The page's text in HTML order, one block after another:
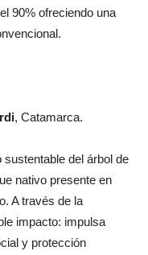
90% ofreciendo una
, Catamarca.
del árbol de
nativo presente en
A través de la
impacto: impulsa
y protección